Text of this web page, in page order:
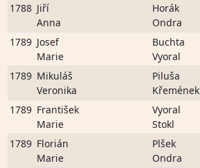
1788 Jiří
Anna
Horák
Ondra
1789 Josef
Marie
Buchta
Vyoral
1789 Mikuláš
Veronika
Piluša
Křemének
1789 František
Marie
Vyoral
Stokl
1789 Florián
Marie
Plšek
Ondra